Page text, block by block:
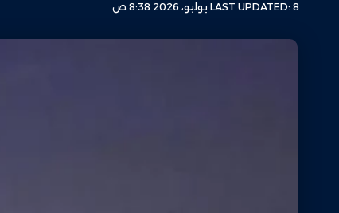
LAST UPDATED: 8 يوليو، 2026 8:38 ص